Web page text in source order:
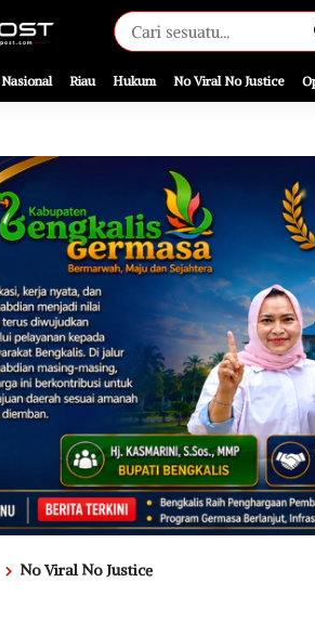
Nasional Riau Hukum No Viral No Justice
No Viral No Justice